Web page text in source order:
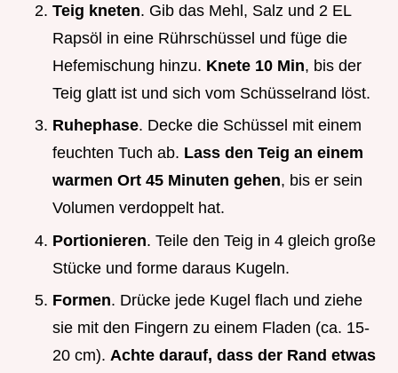
Teig kneten. Gib das Mehl, Salz und 2 EL
Rapsöl in eine Rührschüssel und füge die
Hefemischung hinzu. Knete 10 Min, bis der
Teig glatt ist und sich vom Schüsselrand löst.
Ruhephase. Decke die Schüssel mit einem
feuchten Tuch ab. Lass den Teig an einem
warmen Ort 45 Minuten gehen, bis er sein
Volumen verdoppelt hat.
Portionieren. Teile den Teig in 4 gleich große
Stücke und forme daraus Kugeln.
Formen. Drücke jede Kugel flach und ziehe
sie mit den Fingern zu einem Fladen (ca. 15-
20 cm). Achte darauf, dass der Rand etwas